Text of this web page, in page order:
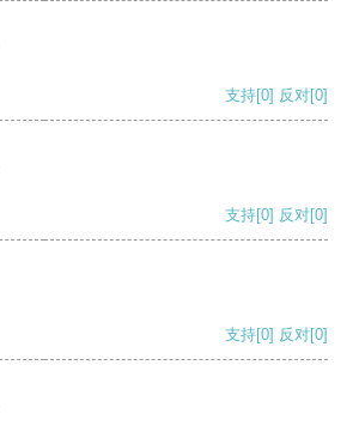
支持[0] 反对[0]
支持[0] 反对[0]
支持[0] 反对[0]